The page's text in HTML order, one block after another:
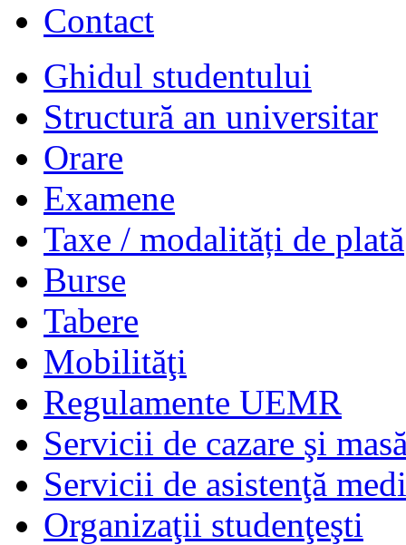
Contact
Ghidul studentului
Structură an universitar
Orare
Examene
Taxe / modalități de plată
Burse
Tabere
Mobilităţi
Regulamente UEMR
Servicii de cazare şi
Servicii de asistenţă
Organizaţii studenţeşti